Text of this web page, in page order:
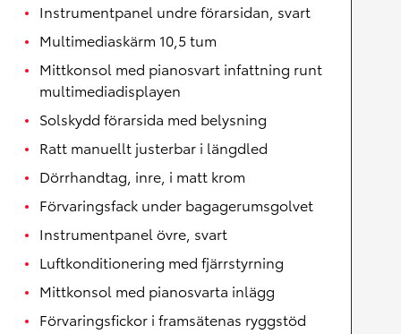
Instrumentpanel undre förarsidan, svart
Multimediaskärm 10,5 tum
Mittkonsol med pianosvart infattning runt
multimediadisplayen
Solskydd förarsida med belysning
Ratt manuellt justerbar i längdled
Dörrhandtag, inre, i matt krom
Förvaringsfack under bagagerumsgolvet
Instrumentpanel övre, svart
Luftkonditionering med fjärrstyrning
Mittkonsol med pianosvarta inlägg
Förvaringsfickor i framsätenas ryggstöd